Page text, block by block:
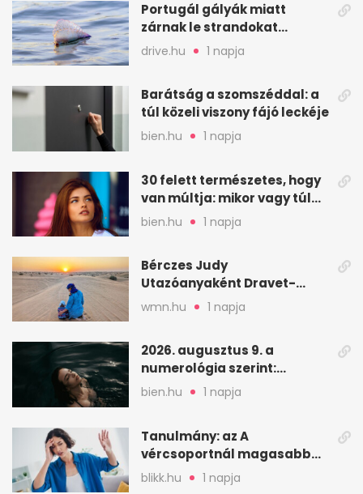
Portugál gályák miatt
zárnak le strandokat
Spanyolország északi
drive.hu 1 napja
Barátság a szomszéddal: a
túl közeli viszony fájó leckéje
bien.hu 1 napja
30 felett természetes, hogy
van múltja: mikor vagy túl
válogatós?
bien.hu 1 napja
Bérczes Judy
Utazóanyaként Dravet-
szindrómás kislányával is
wmn.hu 1 napja
2026. augusztus 9. a
numerológia szerint:
lezárás, megbocsátás,
bien.hu 1 napja
Tanulmány: az A
vércsoportnál magasabb
lehet a sztrók kockázata
blikk.hu 1 napja